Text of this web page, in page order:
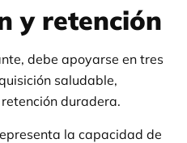
y retención
debe apoyarse en tres
saludable,
duradera.
la capacidad de